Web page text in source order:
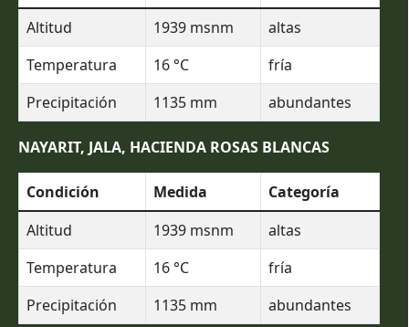
Altitud
1939 msnm
altas
Temperatura
16 °C
fría
Precipitación
1135 mm abundantes
NAYARIT, JALA, HACIENDA ROSAS BLANCAS
Condición Medida
Categoría
Altitud
1939 msnm
altas
Temperatura
16 °C
fría
Precipitación
1135 mm abundantes